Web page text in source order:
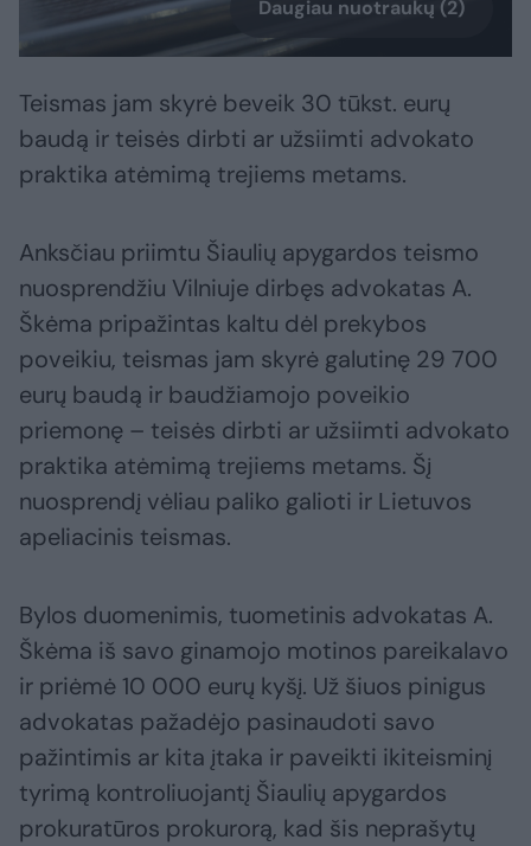
Daugiau nuotraukų (2)
Teismas jam skyrė beveik 30 tūkst. eurų
baudą ir teisės dirbti ar užsiimti advokato
praktika atėmimą trejiems metams.
Anksčiau priimtu Šiaulių apygardos teismo
nuosprendžiu Vilniuje dirbęs advokatas A.
Škėma pripažintas kaltu dėl prekybos
poveikiu, teismas jam skyrė galutinę 29 700
eurų baudą ir baudžiamojo poveikio
priemonę – teisės dirbti ar užsiimti advokato
praktika atėmimą trejiems metams. Šį
nuosprendį vėliau paliko galioti ir Lietuvos
apeliacinis teismas.
Bylos duomenimis, tuometinis advokatas A.
Škėma iš savo ginamojo motinos pareikalavo
ir priėmė 10 000 eurų kyšį. Už šiuos pinigus
advokatas pažadėjo pasinaudoti savo
pažintimis ar kita įtaka ir paveikti ikiteisminį
tyrimą kontroliuojantį Šiaulių apygardos
prokuratūros prokurorą, kad šis neprašytų